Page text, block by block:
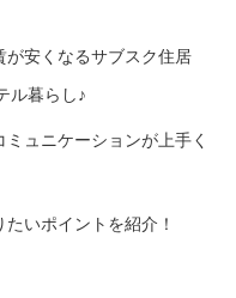
が安くなるサブスク住居
ル暮らし♪
ミュニケーションが上手く
いポイントを紹介！